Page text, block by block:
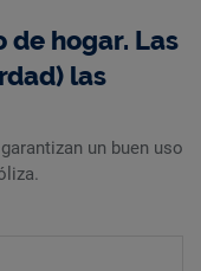
de hogar. Las
las
un buen uso